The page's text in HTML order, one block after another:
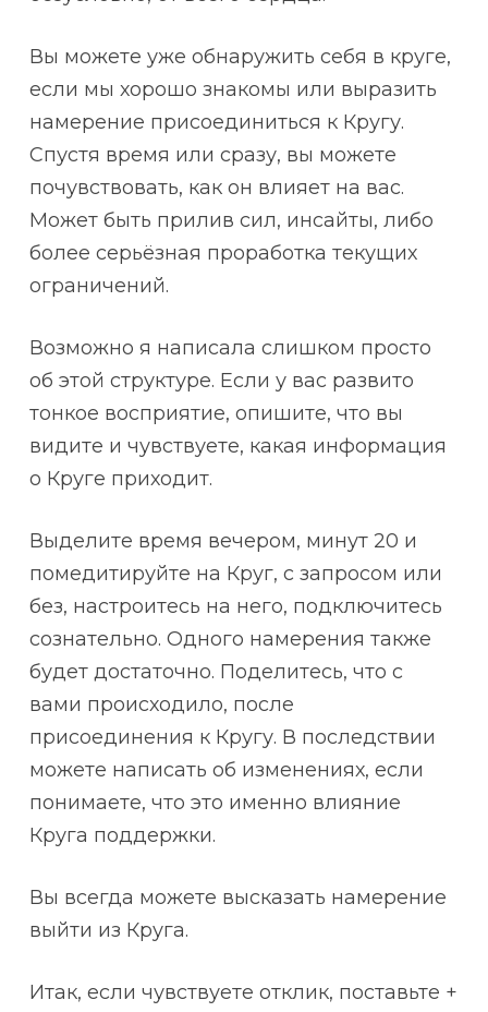
Вы можете уже обнаружить себя в круге,
если мы хорошо знакомы или выразить
намерение присоединиться к Кругу.
Спустя время или сразу, вы можете
почувствовать, как он влияет на вас.
Может быть прилив сил, инсайты, либо
более серьёзная проработка текущих
ограничений.
Возможно я написала слишком просто
об этой структуре. Если у вас развито
тонкое восприятие, опишите, что вы
видите и чувствуете, какая информация
о Круге приходит.
Выделите время вечером, минут 20 и
помедитируйте на Круг, с запросом или
без, настроитесь на него, подключитесь
сознательно. Одного намерения также
будет достаточно. Поделитесь, что с
вами происходило, после
присоединения к Кругу. В последствии
можете написать об изменениях, если
понимаете, что это именно влияние
Круга поддержки.
Вы всегда можете высказать намерение
выйти из Круга.
Итак, если чувствуете отклик, поставьте +